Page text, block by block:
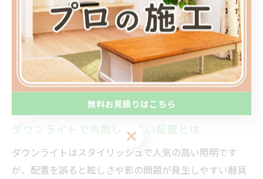
スを考慮しないと、照明の光が思わぬ方向へ反射してし
まうこともあるため要注意です。
このような構造的な要因を事前に把握し、照明計画の段
階で「どこにどれだけの明るさが必要か」をシミュレー
ションすることが、失敗を減らすポイントとなります。
ダウンライトで失敗しやすい配置とは
ダウンライトはスタイリッシュで人気の高い照明です
が、配置を誤ると眩しさや影の問題が発生しやすい器具
無料お見積りはこちら
無料お見積りはこちら